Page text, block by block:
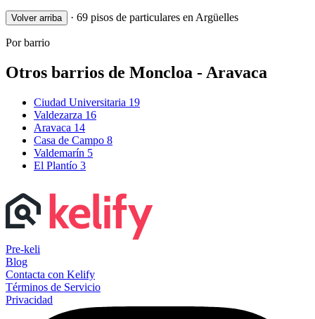
Volver arriba · 69 pisos de particulares en Argüelles
Por barrio
Otros barrios de Moncloa - Aravaca
Ciudad Universitaria 19
Valdezarza 16
Aravaca 14
Casa de Campo 8
Valdemarín 5
El Plantío 3
Pre-keli
Blog
Contacta con Kelify
Términos de Servicio
Privacidad